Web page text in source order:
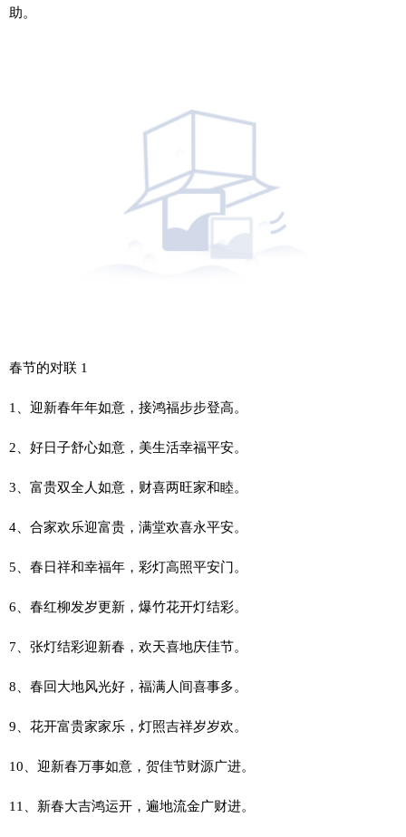
助。
春节的对联 1
1、迎新春年年如意，接鸿福步步登高。
2、好日子舒心如意，美生活幸福平安。
3、富贵双全人如意，财喜两旺家和睦。
4、合家欢乐迎富贵，满堂欢喜永平安。
5、春日祥和幸福年，彩灯高照平安门。
6、春红柳发岁更新，爆竹花开灯结彩。
7、张灯结彩迎新春，欢天喜地庆佳节。
8、春回大地风光好，福满人间喜事多。
9、花开富贵家家乐，灯照吉祥岁岁欢。
10、迎新春万事如意，贺佳节财源广进。
11、新春大吉鸿运开，遍地流金广财进。